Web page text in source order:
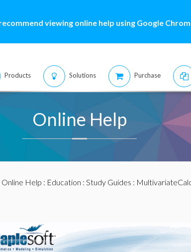
viewing online help using Google
Products Solutions Purchase
Online Help
Online Help : Education : Study Guides :